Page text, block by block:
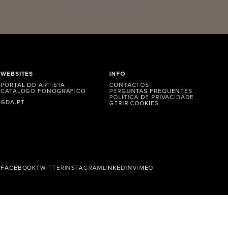
WEBSITES
PORTAL DO ARTISTA
CATÁLOGO FONOGRÁFICO
GDA.PT
INFO
CONTACTOS
PERGUNTAS FREQUENTES
POLÍTICA DE PRIVACIDADE
GERIR COOKIES
FACEBOOKTWITTERINSTAGRAMLINKEDINVIMEO